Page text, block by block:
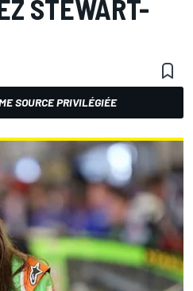
STEWART-
SOURCE PRIVILÉGIÉE